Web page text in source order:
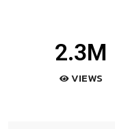
2.3M
VIEWS